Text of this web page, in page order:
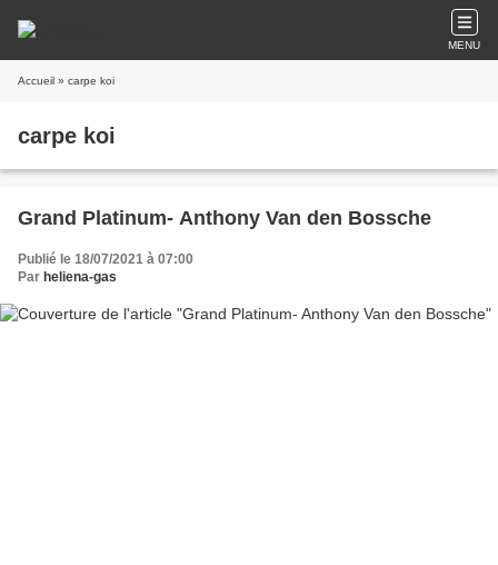
MENU
Accueil » carpe koi
carpe koi
Grand Platinum- Anthony Van den Bossche
Publié le 18/07/2021 à 07:00
Par heliena-gas